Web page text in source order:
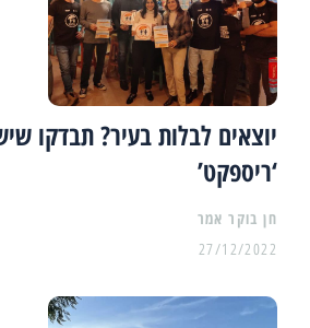
יוצאים לבלות בעיר? תבדקו
‘ריספקט’
27/12/2022